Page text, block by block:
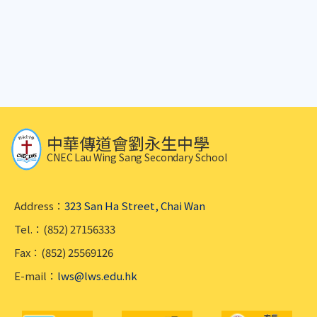
中華傳道會劉永生中學
CNEC Lau Wing Sang Secondary School
Address： 323 San Ha Street, Chai Wan
Tel.：(852) 27156333
Fax：(852) 25569126
E-mail： lws@lws.edu.hk